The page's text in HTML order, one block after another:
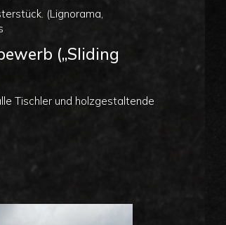
(Lignorama,
(„Sliding
Tischler und holzgestaltende